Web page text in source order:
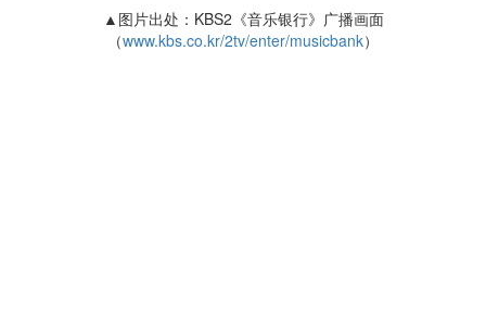
▲图片出处：KBS2《音乐银行》广播画面
（www.kbs.co.kr/2tv/enter/musicbank）